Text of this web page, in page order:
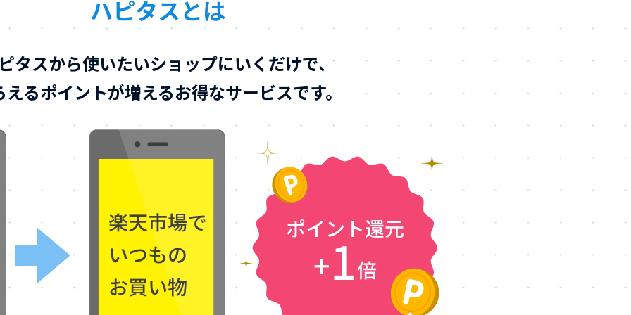
ハピタスとは
タスから使いたいショップにいくだけで、
えるポイントが増えるお得なサービスです。